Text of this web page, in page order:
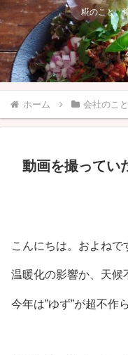
糀のこと、
ホーム 会社のこと
動画を撮ってい
こんにちは。およねで
温暖化の影響か、天候
今年は”ゆず”が超不作